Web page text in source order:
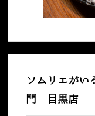
ソムリエがい
門 目黒店